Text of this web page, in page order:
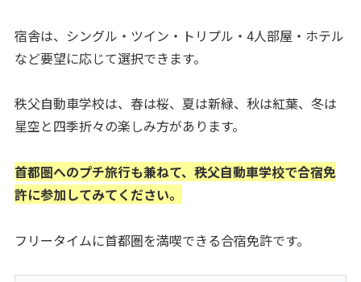
宿舎は、シングル・ツイン・トリプル・4人部屋・ホテル
など要望に応じて選択できます。
秩父自動車学校は、春は桜、夏は新緑、秋は紅葉、冬は
星空と四季折々の楽しみ方があります。
首都圏へのプチ旅行も兼ねて、秩父自動車学校で合宿免
許に参加してみてください。
フリータイムに首都圏を満喫できる合宿免許です。